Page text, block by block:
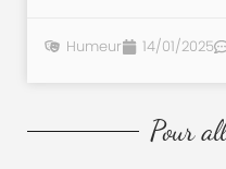
Humeur 14/01/2025
Pour